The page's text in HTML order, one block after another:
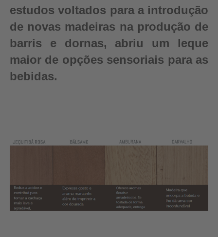
estudos voltados para a introdução
de novas madeiras na produção de
barris e dornas, abriu um leque
maior de opções sensoriais para as
bebidas.